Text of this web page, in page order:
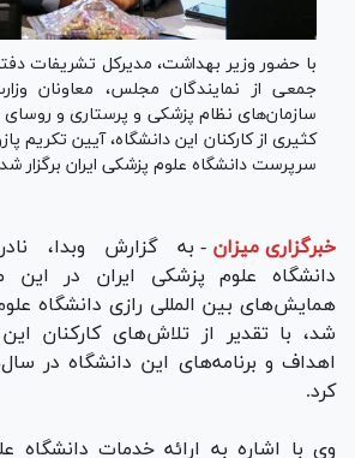
با حضور وزیر بهداشت، مدیرکل تشریفات
جمعی از نمایندگان مجلس، معاونان
سازمان‌های نظام پزشکی و پرستاری و
کثیری از کارکنان این دانشگاه، آیین تکریم
سرپرست دانشگاه علوم پزشکی ایران برگزار
خبرگزاری میزان - به گزارش وبدا،
دانشگاه علوم پزشکی ایران در این
همایش‌های بین المللی رازی دانشگاه
شد، با تقدیر از تلاش‌های کارکنان
اهداف و برنامه‌های این دانشگاه در
کرد.
وی با اشاره به ارائه خدمات دانشگاه